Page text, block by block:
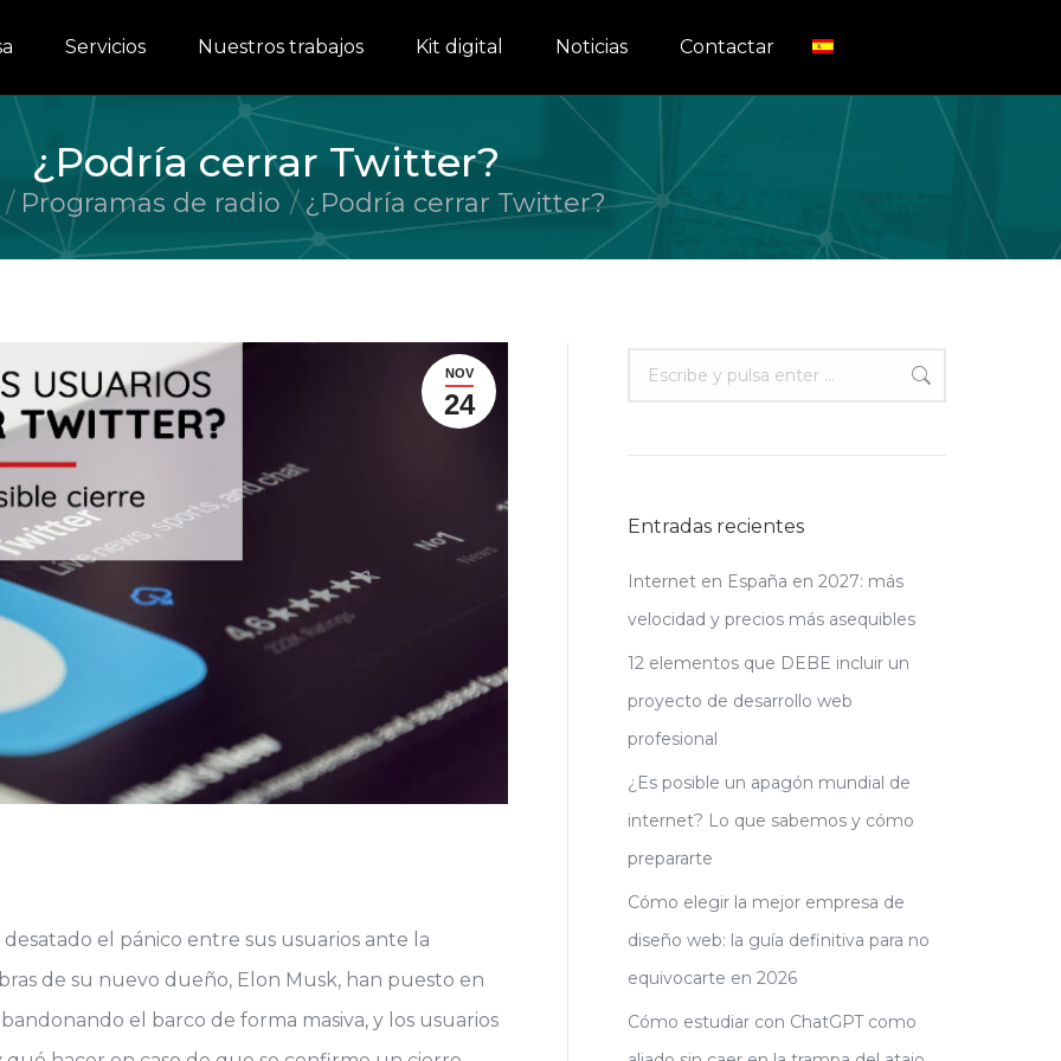
Servicios Nuestros trabajos Kit digital Noticias Contactar
¿Podría cerrar Twitter?
Programas de radio ¿Podría cerrar Twitter?
NOV
24
el pánico entre sus usuarios ante la
de su nuevo dueño, Elon Musk, han puesto en
el barco de forma masiva, y los usuarios
Buscar:
Entradas recientes
Internet en España en 2027: más
velocidad y precios más asequibles
12 elementos que DEBE incluir un
proyecto de desarrollo web
profesional
¿Es posible un apagón mundial de
internet? Lo que sabemos y cómo
prepararte
Cómo elegir la mejor empresa de
diseño web: la guía definitiva para no
equivocarte en 2026
Cómo estudiar con ChatGPT como